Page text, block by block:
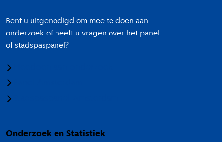
Bent u uitgenodigd om mee te doen aan
onderzoek of heeft u vragen over het panel
of stadspaspanel?
Onderzoek en Statistiek